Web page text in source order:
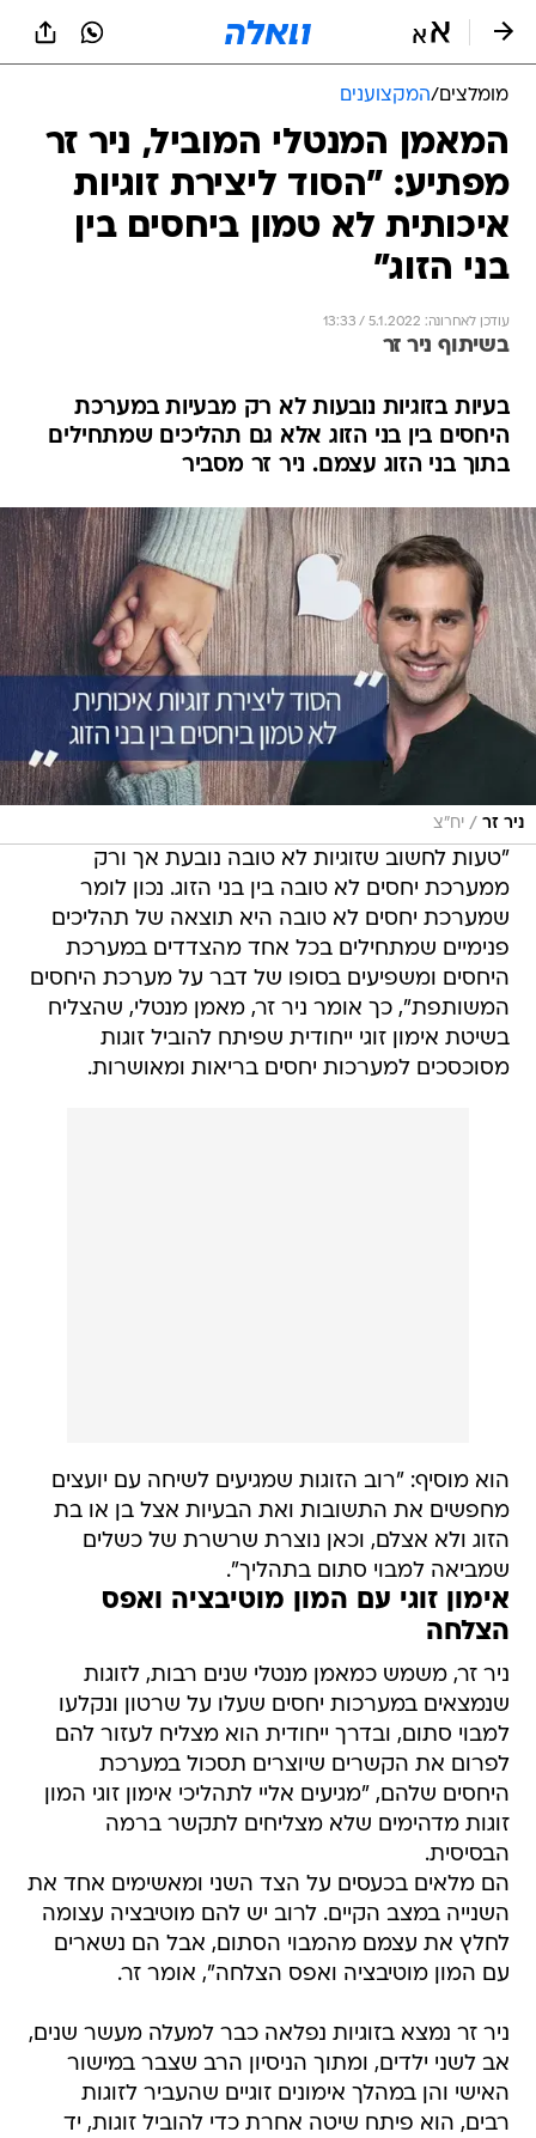
מומלצים/המקצוענים
המאמן המנטלי המוביל, ניר זר
מפתיע: "הסוד ליצירת זוגיות
איכותית לא טמון ביחסים בין
בני הזוג"
עודכן לאחרונה: 5.1.2022 / 13:33
בשיתוף ניר זר
בעיות בזוגיות נובעות לא רק מבעיות במערכת
היחסים בין בני הזוג אלא גם תהליכים שמתחילים
בתוך בני הזוג עצמם. ניר זר מסביר
ניר זר / יח"צ
"טעות לחשוב שזוגיות לא טובה נובעת אך ורק
ממערכת יחסים לא טובה בין בני הזוג. נכון לומר
שמערכת יחסים לא טובה היא תוצאה של תהליכים
פנימיים שמתחילים בכל אחד מהצדדים במערכת
היחסים ומשפיעים בסופו של דבר על מערכת היחסים
המשותפת", כך אומר ניר זר, מאמן מנטלי, שהצליח
בשיטת אימון זוגי ייחודית שפיתח להוביל זוגות
מסוכסכים למערכות יחסים בריאות ומאושרות.
הוא מוסיף: "רוב הזוגות שמגיעים לשיחה עם יועצים
מחפשים את התשובות ואת הבעיות אצל בן או בת
הזוג ולא אצלם, וכאן נוצרת שרשרת של כשלים
שמביאה למבוי סתום בתהליך".
אימון זוגי עם המון מוטיבציה ואפס
הצלחה
ניר זר, משמש כמאמן מנטלי שנים רבות, לזוגות
שנמצאים במערכות יחסים שעלו על שרטון ונקלעו
למבוי סתום, ובדרך ייחודית הוא מצליח לעזור להם
לפרום את הקשרים שיוצרים תסכול במערכת
היחסים שלהם, "מגיעים אליי לתהליכי אימון זוגי המון
זוגות מדהימים שלא מצליחים לתקשר ברמה
הבסיסית.
הם מלאים בכעסים על הצד השני ומאשימים אחד את
השנייה במצב הקיים. לרוב יש להם מוטיבציה עצומה
לחלץ את עצמם מהמבוי הסתום, אבל הם נשארים
עם המון מוטיבציה ואפס הצלחה", אומר זר.
ניר זר נמצא בזוגיות נפלאה כבר למעלה מעשר שנים,
אב לשני ילדים, ומתוך הניסיון הרב שצבר במישור
האישי והן במהלך אימונים זוגיים שהעביר לזוגות
רבים, הוא פיתח שיטה אחרת כדי להוביל זוגות, יד